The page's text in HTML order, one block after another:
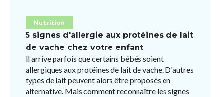
Nutrition
5 signes d'allergie aux protéines de lait
de vache chez votre enfant
Il arrive parfois que certains bébés soient
allergiques aux protéines de lait de vache. D'autres
types de lait peuvent alors être proposés en
alternative. Mais comment reconnaître les signes